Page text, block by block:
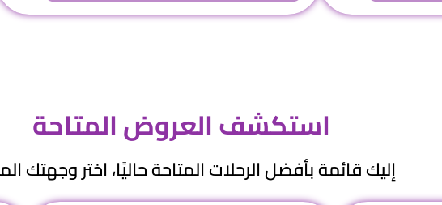
استكشف العروض المتاحة
إليك قائمة بأفضل الرحلات المتاحة حاليًا، اختر وجهتك